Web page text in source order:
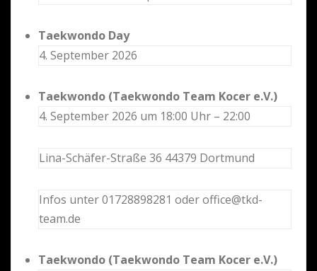
Taekwondo Day
4. September 2026
Taekwondo (Taekwondo Team Kocer e.V.)
4. September 2026 um 18:00 Uhr – 22:00
Lina-Schäfer-Straße 36 44379 Dortmund
Infos unter 01728898281 oder office@tkd-
team.de
Taekwondo (Taekwondo Team Kocer e.V.)